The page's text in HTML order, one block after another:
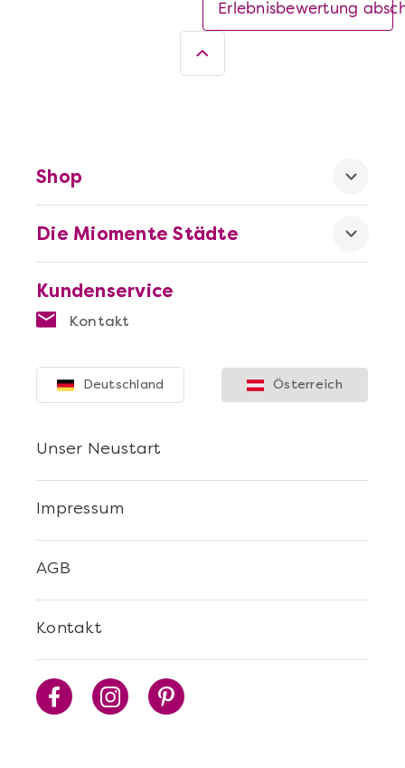
Erlebnisbewertung
Kundenservice
Kontakt
Die Miomente Städte
Shop
Kontakt
AGB
Impressum
Unser Neustart
Deutschland Österreich